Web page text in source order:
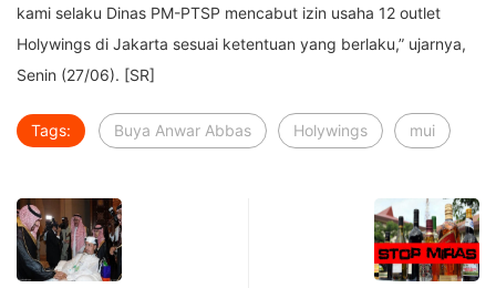
kami selaku Dinas PM-PTSP mencabut izin usaha 12 outlet
Holywings di Jakarta sesuai ketentuan yang berlaku,” ujarnya,
Senin (27/06). [SR]
Tags: Buya Anwar Abbas Holywings mui